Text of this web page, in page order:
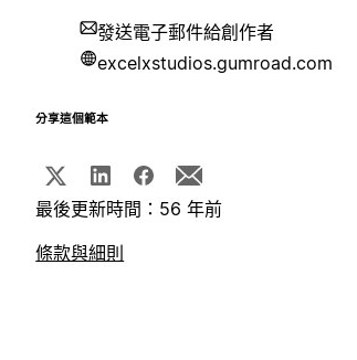
發送電子郵件給創作者
excelxstudios.gumroad.com
分享這個範本
最後更新時間：56 年前
條款與細則